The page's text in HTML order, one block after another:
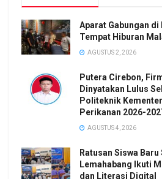
Aparat Gabungan
Tempat Hiburan
AGUSTUS 2, 2026
Putera Cirebon,
Dinyatakan Lulus
Politeknik
Perikanan 2026-
AGUSTUS 4, 2026
Ratusan Siswa Baru
Lemahabang Ikuti
dan Literasi Digital